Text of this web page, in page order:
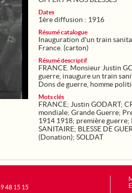
Dates
1ère diffusion : 1916
Résumé catalogue
Inauguration d'un train
France. (carton)
Résumé descriptif
FRANCE. Monsieur Justin
guerre, inaugure un train
Dons de guerre, homme
Mots clés
FRANCE; Justin GODART;
mondiale; Grande Guerre;
1914 1918; première guerre;
SANITAIRE; BLESSE DE
(Donation); SOLDAT
48 15 15